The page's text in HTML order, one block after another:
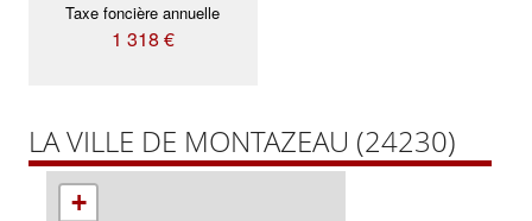
Taxe foncière annuelle
1 318 €
LA VILLE DE MONTAZEAU (24230)
+